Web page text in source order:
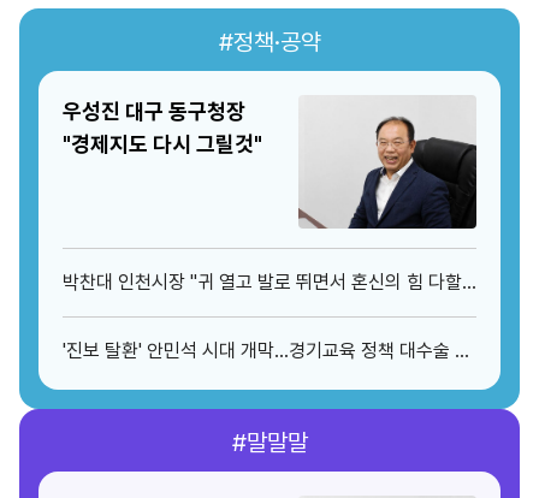
#정책·공약
우성진 대구 동구청장
"경제지도 다시 그릴것"
박찬대 인천시장 "귀 열고 발로 뛰면서 혼신의 힘 다할
것"
'진보 탈환' 안민석 시대 개막…경기교육 정책 대수술 예
#말말말